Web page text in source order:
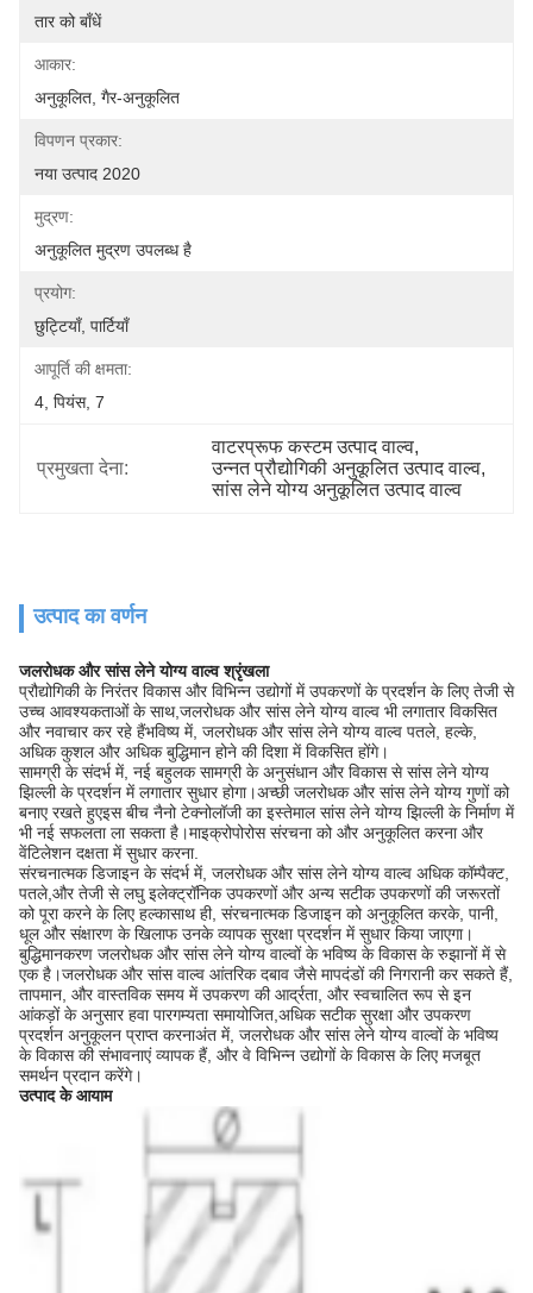
तार को बाँधें
आकार:
अनुकूलित, गैर-अनुकूलित
विपणन प्रकार:
नया उत्पाद 2020
मुद्रण:
अनुकूलित मुद्रण उपलब्ध है
प्रयोग:
छुट्टियाँ, पार्टियाँ
आपूर्ति की क्षमता:
4, पियंस, 7
प्रमुखता देना:
वाटरप्रूफ कस्टम उत्पाद वाल्व,
उन्नत प्रौद्योगिकी अनुकूलित उत्पाद वाल्व,
सांस लेने योग्य अनुकूलित उत्पाद वाल्व
उत्पाद का वर्णन
जलरोधक और सांस लेने योग्य वाल्व श्रृंखला
प्रौद्योगिकी के निरंतर विकास और विभिन्न उद्योगों में उपकरणों के प्रदर्शन के लिए तेजी से
उच्च आवश्यकताओं के साथ,जलरोधक और सांस लेने योग्य वाल्व भी लगातार विकसित
और नवाचार कर रहे हैंभविष्य में, जलरोधक और सांस लेने योग्य वाल्व पतले, हल्के,
अधिक कुशल और अधिक बुद्धिमान होने की दिशा में विकसित होंगे।
सामग्री के संदर्भ में, नई बहुलक सामग्री के अनुसंधान और विकास से सांस लेने योग्य
झिल्ली के प्रदर्शन में लगातार सुधार होगा।अच्छी जलरोधक और सांस लेने योग्य गुणों को
बनाए रखते हुएइस बीच नैनो टेक्नोलॉजी का इस्तेमाल सांस लेने योग्य झिल्ली के निर्माण में
भी नई सफलता ला सकता है।माइक्रोपोरोस संरचना को और अनुकूलित करना और
वेंटिलेशन दक्षता में सुधार करना.
संरचनात्मक डिजाइन के संदर्भ में, जलरोधक और सांस लेने योग्य वाल्व अधिक कॉम्पैक्ट,
पतले,और तेजी से लघु इलेक्ट्रॉनिक उपकरणों और अन्य सटीक उपकरणों की जरूरतों
को पूरा करने के लिए हल्कासाथ ही, संरचनात्मक डिजाइन को अनुकूलित करके, पानी,
धूल और संक्षारण के खिलाफ उनके व्यापक सुरक्षा प्रदर्शन में सुधार किया जाएगा।
बुद्धिमानकरण जलरोधक और सांस लेने योग्य वाल्वों के भविष्य के विकास के रुझानों में से
एक है।जलरोधक और सांस वाल्व आंतरिक दबाव जैसे मापदंडों की निगरानी कर सकते हैं,
तापमान, और वास्तविक समय में उपकरण की आर्द्रता, और स्वचालित रूप से इन
आंकड़ों के अनुसार हवा पारगम्यता समायोजित,अधिक सटीक सुरक्षा और उपकरण
प्रदर्शन अनुकूलन प्राप्त करनाअंत में, जलरोधक और सांस लेने योग्य वाल्वों के भविष्य
के विकास की संभावनाएं व्यापक हैं, और वे विभिन्न उद्योगों के विकास के लिए मजबूत
समर्थन प्रदान करेंगे।
उत्पाद के आयाम